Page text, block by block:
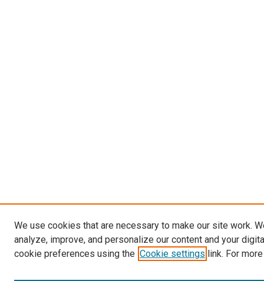
We use cookies that are necessary to make our site work.
analyze, improve, and personalize our content and your
cookie preferences using the Cookie settings link. For